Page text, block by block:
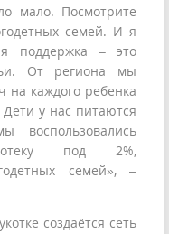
мало. Посмотрите
семей. И я
поддержка – это
От региона мы
на каждого ребенка
у нас питаются
под 2%,
семей», –
создаётся сеть